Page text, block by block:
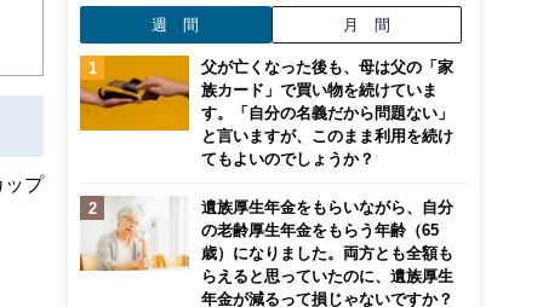
ップ
週 間 月 間
父が亡くなった後も、母は父の「家
族カード」で買い物を続けていま
す。「自分の名義だから問題ない」
と言いますが、このまま利用を続け
てもよいのでしょうか？
遺族厚生年金をもらいながら、自分
の老齢厚生年金をもらう年齢（65
歳）になりました。両方とも全額も
らえると思っていたのに、遺族厚生
年金が減るって損じゃないですか？